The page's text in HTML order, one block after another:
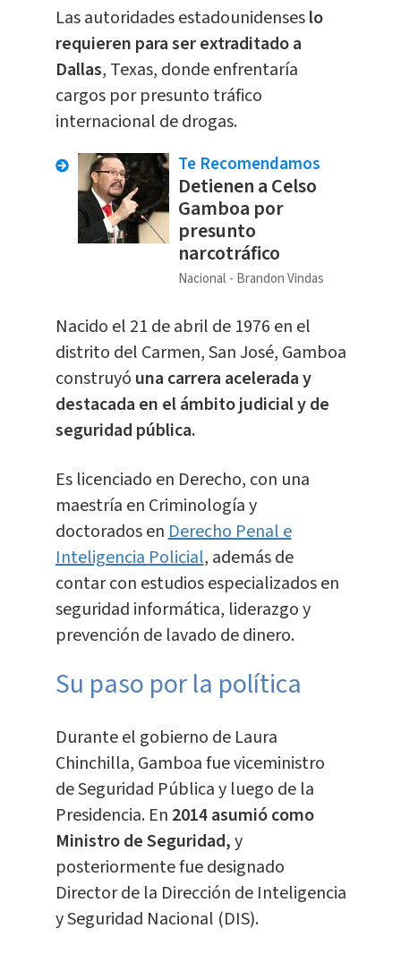
Las autoridades estadounidenseslo
requieren para ser extraditado a
Dallas, Texas, donde enfrentaría
cargos por presunto tráfico
internacional de drogas.
Te Recomendamos
Detienen a Celso
Gamboa por
presunto
narcotráfico
Nacional Brandon Vindas
Nacido el 21 de abril de 1976 en el
distrito del Carmen, San José, Gamboa
construyó una carrera acelerada y
destacada en el ámbito judicial y de
seguridad pública.
Es licenciado en Derecho, con una
maestría en Criminología y
doctorados enDerecho Penal e
Inteligencia Policial, además de
contar con estudios especializados en
seguridad informática, liderazgo y
prevención de lavado de dinero.
Su paso por la política
Durante el gobierno de Laura
Chinchilla, Gamboa fue viceministro
de Seguridad Pública y luego de la
Presidencia. En 2014 asumió como
Ministro de Seguridad,y
posteriormente fue designado
Director de la Dirección de Inteligencia
y Seguridad Nacional (DIS).